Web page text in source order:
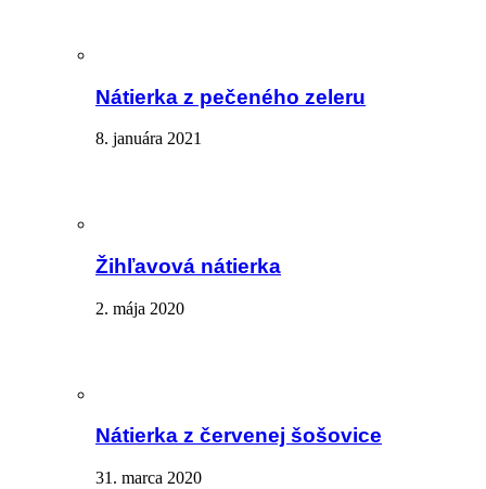
Nátierka z pečeného zeleru
8. januára 2021
Žihľavová nátierka
2. mája 2020
Nátierka z červenej šošovice
31. marca 2020